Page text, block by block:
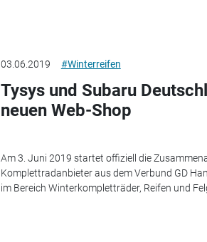
03.06.2019 #Winterreifen
Tysys und Subaru
neuen Web-Shop
Am 3. Juni 2019 startet offiziell die
Komplettradanbieter aus dem Verbund GD
im Bereich Winterkompletträder, Reifen und